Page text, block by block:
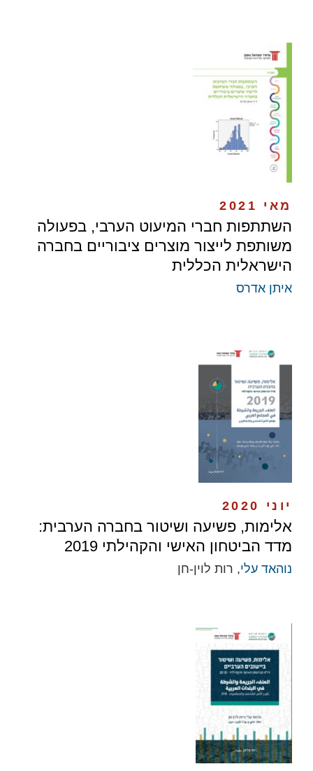
מאי 2021
השתתפות חברי המיעוט הערבי, בפעולה
משותפת לייצור מוצרים ציבוריים בחברה
הישראלית הכללית
איתן אדרס
יוני 2020
אלימות, פשיעה ושיטור בחברה הערבית:
מדד הביטחון האישי והקהילתי 2019
נוהאד עלי, רות לוין-חן